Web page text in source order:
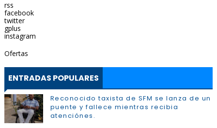
rss
facebook
twitter
gplus
instagram
Ofertas
ENTRADAS POPULARES
Reconocido taxista de SFM se lanza de un
puente y fallece mientras recibia
atenciónes.